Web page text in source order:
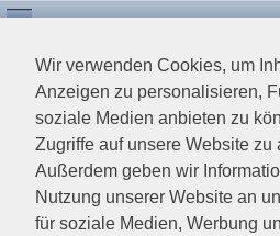
Wir verwenden Cookies, um
Anzeigen zu personalisieren,
soziale Medien anbieten zu
Zugriffe auf unsere Website zu
Außerdem geben wir
Nutzung unserer Website an
für soziale Medien, Werbung